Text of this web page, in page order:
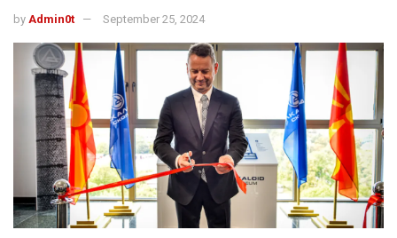
by Admin0t September 25, 2024